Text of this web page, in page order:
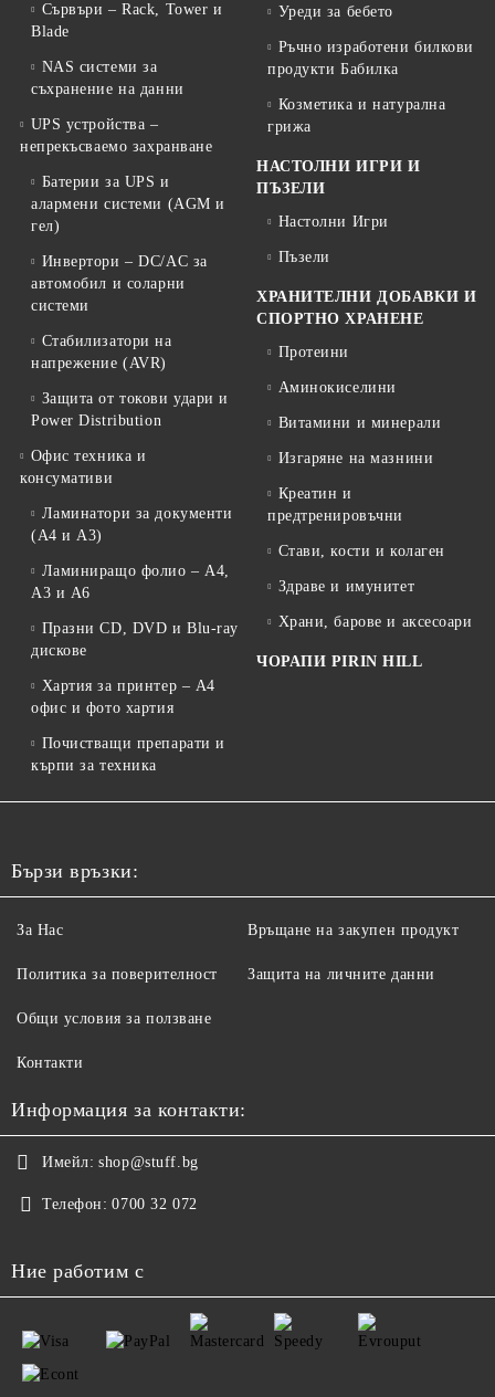
Сървъри – Rack, Tower и
Blade
NAS системи за
съхранение на данни
UPS устройства –
непрекъсваемо захранване
Батерии за UPS и
алармени системи (AGM и
гел)
Инвертори – DC/AC за
автомобил и соларни
системи
Стабилизатори на
напрежение (AVR)
Защита от токови удари и
Power Distribution
Офис техника и
консумативи
Ламинатори за документи
(A4 и A3)
Ламиниращо фолио – A4,
A3 и A6
Празни CD, DVD и Blu-ray
дискове
Хартия за принтер – A4
офис и фото хартия
Почистващи препарати и
кърпи за техника
Уреди за бебето
Ръчно изработени билкови
продукти Бабилка
Козметика и натурална
грижа
НАСТОЛНИ ИГРИ И
ПЪЗЕЛИ
Настолни Игри
Пъзели
ХРАНИТЕЛНИ ДОБАВКИ И
СПОРТНО ХРАНЕНЕ
Протеини
Аминокиселини
Витамини и минерали
Изгаряне на мазнини
Креатин и
предтренировъчни
Стави, кости и колаген
Здраве и имунитет
Храни, барове и аксесоари
ЧОРАПИ PIRIN HILL
Бързи връзки:
За Нас
Политика за поверителност
Общи условия за ползване
Контакти
Връщане на закупен продукт
Защита на личните данни
Информация за контакти:
Имейл: shop@stuff.bg
Телефон: 0700 32 072
Ние работим с